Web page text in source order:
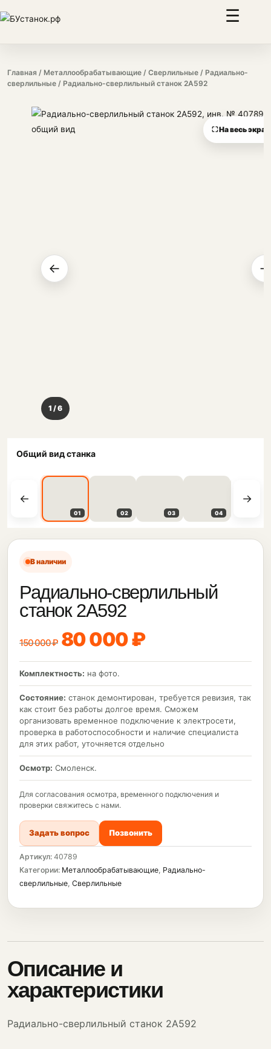
☰
Главная / Металлообрабатывающие / Сверлильные / Радиально-
сверлильные / Радиально-сверлильный станок 2А592
01 02 03 04
⛶ На весь экран
← →
1 / 6
Общий вид станка
В наличии
Радиально-сверлильный
станок 2А592
150 000 ₽ 80 000 ₽
Комплектность: на фото.
Состояние: станок демонтирован, требуется ревизия, так
как стоит без работы долгое время. Сможем
организовать временное подключение к электросети,
проверка в работоспособности и наличие специалиста
для этих работ, уточняется отдельно
Осмотр: Смоленск.
Для согласования осмотра, временного подключения и
проверки свяжитесь с нами.
Задать вопрос Позвонить
Артикул: 40789
Категории: Металлообрабатывающие, Радиально-
сверлильные, Сверлильные
Описание и
характеристики
Радиально-сверлильный станок 2А592